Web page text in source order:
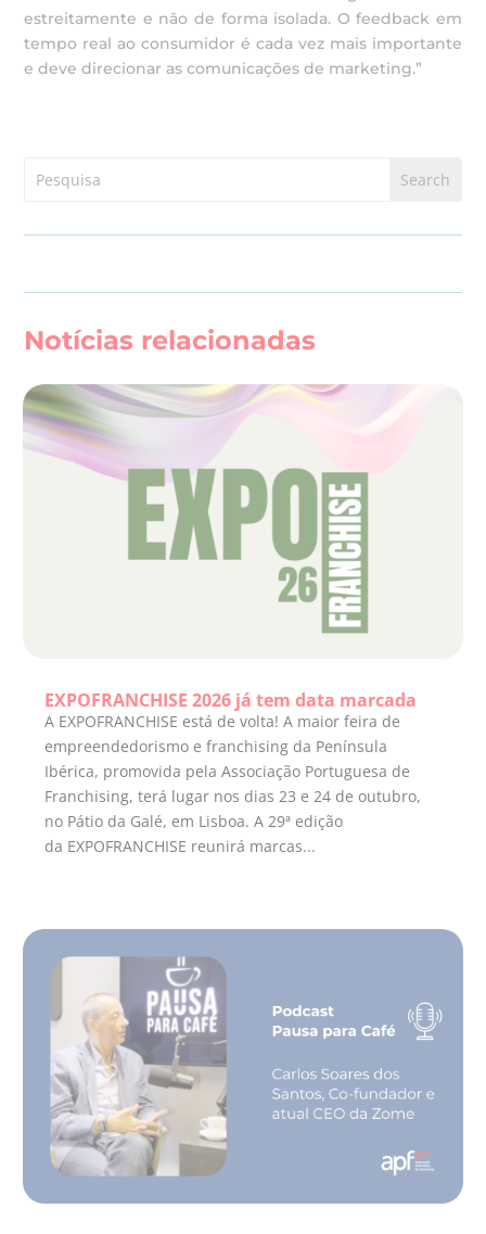
estreitamente e não de forma isolada. O feedback em
tempo real ao consumidor é cada vez mais importante
e deve direcionar as comunicações de marketing.”
Notícias relacionadas
EXPOFRANCHISE 2026 já tem data marcada
A EXPOFRANCHISE está de volta! A maior feira de
empreendedorismo e franchising da Península
Ibérica, promovida pela Associação Portuguesa de
Franchising, terá lugar nos dias 23 e 24 de outubro,
no Pátio da Galé, em Lisboa. A 29ª edição
da EXPOFRANCHISE reunirá marcas...